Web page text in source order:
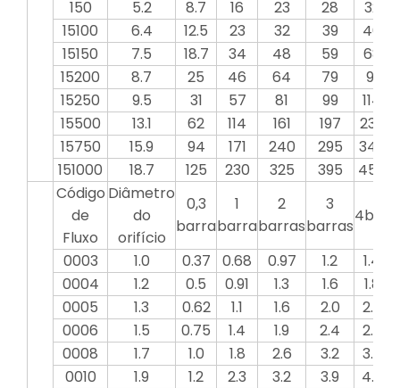
150 5.2 8.7 16 23 28 32
15100
6.4 12.5 23 32 39
46
15150
7.5 18.7 34 48 59 68
15200
8.7 25 46 64 79 91
15250
9.5 31 57 81 99 114
15500
13.1 62 114 161 197 230
15750
15.9 94 171 240 295 340
151000
18.7 125 230 325 395 455
Código
de
Fluxo
Diâmetro
do
orifício
0,3
barra
1
barra
2
barras
3
barras
4bar
0003 1.0 0.37 0.68 0.97 1.2 1.4
0004
1.2 0.5 0.91 1.3 1.6 1.8
0005
1.3 0.62 1.1 1.6 2.0 2.3
0006
1.5 0.75 1.4 1.9 2.4 2.7
0008
1.7 1.0 1.8 2.6 3.2 3.6
0010
1.9 1.2 2.3 3.2 3.9 4.6